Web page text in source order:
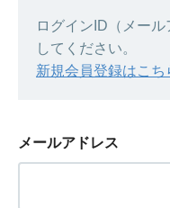
ログインID（メー
してください。
新規会員登録はこち
メールアドレス